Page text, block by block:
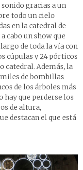
gracias a un
todo un cielo
en la catedral de
cabo un show que
de toda la vía con
cúpulas y 24 pórticos
catedral. Además, la
de bombillas
de los árboles más
hay que perderse los
de altura,
destacan el que está